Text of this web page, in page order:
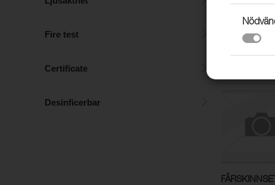
Fire test
Certificate
Desinficerbar
FÅRSKINNSET